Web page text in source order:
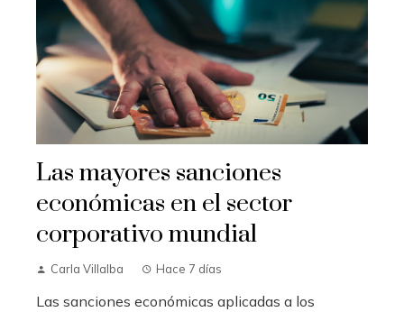
Las mayores sanciones
económicas en el sector
corporativo mundial
Carla Villalba Hace 7 días
Las sanciones económicas aplicadas a los